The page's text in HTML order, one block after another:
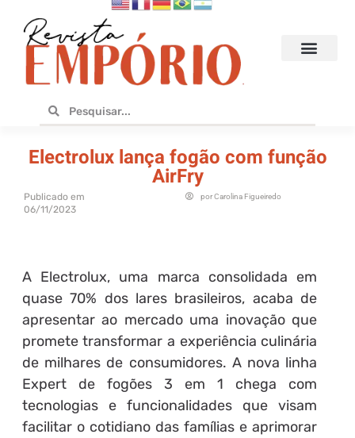
Electrolux lança fogão com função
AirFry
Publicado em
06/11/2023
porCarolina Figueiredo
A Electrolux, uma marca consolidada em
quase 70% dos lares brasileiros, acaba de
apresentar ao mercado uma inovação que
promete transformar a experiência culinária
de milhares de consumidores. A nova linha
Expert de fogões 3 em 1 chega com
tecnologias e funcionalidades que visam
facilitar o cotidiano das famílias e aprimorar